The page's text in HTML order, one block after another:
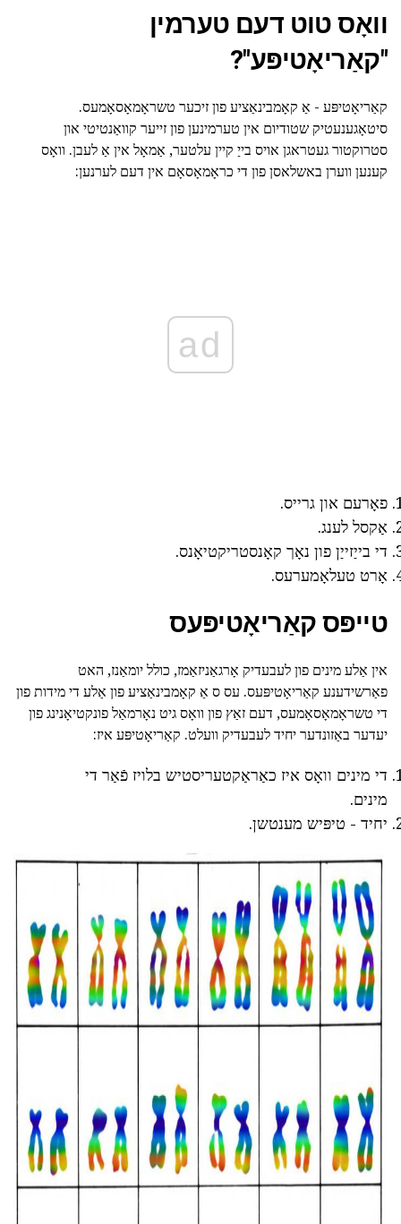
וואָס טוט דעם טערמין
"קאַריאָטיפּע"?
קאַריאָטיפּע - אַ קאָמבינאַציע פון זיכער טשראָמאָסאָמעס.
סיטאָגענעטיק שטודיום אין טערמינען פון זייער קוואַנטיטי און
סטרוקטור געטראגן אויס בייַ קיין עלטער, אַמאָל אין אַ לעבן. וואָס
קענען ווערן באשלאסן פון די כראָמאָסאָם אין דעם לערנען:
ad
פאָרעם און גרייס.
אַקסל לענג.
די בייַזייַן פון נאָך קאָנסטריקטיאָנס.
אָרט טעלאָמערעס.
טייפּס קאַריאָטיפּעס
אין אַלע מינים פון לעבעדיק אָרגאַניזאַמז, כולל יומאַנז, האט
פאַרשידענע קאַריאָטיפּעס. עס ס אַ קאָמבינאַציע פון אַלע די מידות פון
די טשראָמאָסאָמעס, דעם זאַץ פון וואָס גיט נאָרמאַל פונקטיאָנינג פון
יעדער באַזונדער יחיד לעבעדיק וועלט. קאַריאָטיפּע איז:
די מינים וואָס איז כאַראַקטעריסטיש בלויז פֿאַר די
מינים.
יחיד - טיפּיש מענטשן.